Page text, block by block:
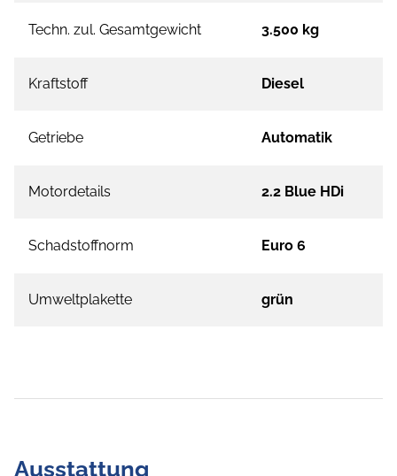
Techn. zul. Gesamtgewicht 3.500 kg
Kraftstoff Diesel
Getriebe Automatik
Motordetails 2.2 Blue HDi
Schadstoffnorm Euro 6
Umweltplakette grün
Ausstattung